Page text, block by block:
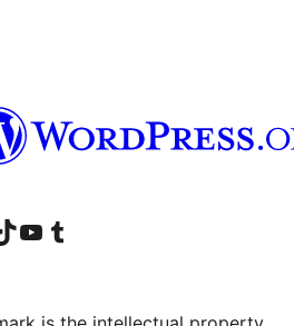
Instagram
pe LinkedIn
contul nostru TikTok
Vizitează canalul nostru YouTube
Vizitează contul nostru Tumblr